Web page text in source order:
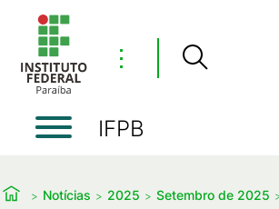
⋮
IFPB
Notícias 2025 Setembro de 2025